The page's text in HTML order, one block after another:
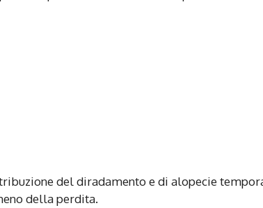
del diradamento e di alopecie
della perdita.